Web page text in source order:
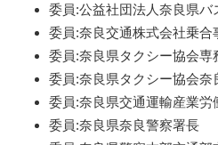
委員:公益社団法人奈良県バ
委員:奈良交通株式会社乗合
委員:奈良県タクシー協会専
委員:奈良県タクシー協会奈
委員:奈良県交通運輸産業
委員:奈良県奈良警察署長